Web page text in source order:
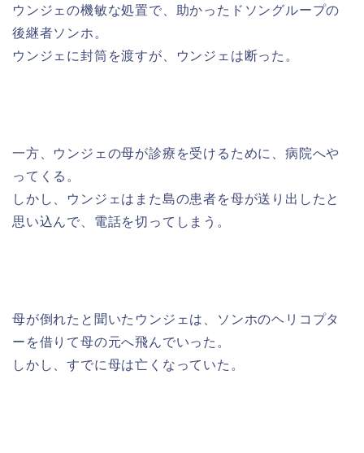
ウンジェの機敏な処置で、助かったドソングループの
後継者ソンホ。
ウンジェに封筒を渡すが、ウンジェは断った。
一方、ウンジェの母が診療を受けるために、病院へや
ってくる。
しかし、ウンジェはまた島の患者を母が送り出したと
思い込んで、電話を切ってしまう。
母が倒れたと聞いたウンジェは、ソンホのヘリコプタ
ーを借りて母の元へ飛んでいった。
しかし、すでに母は亡くなっていた。